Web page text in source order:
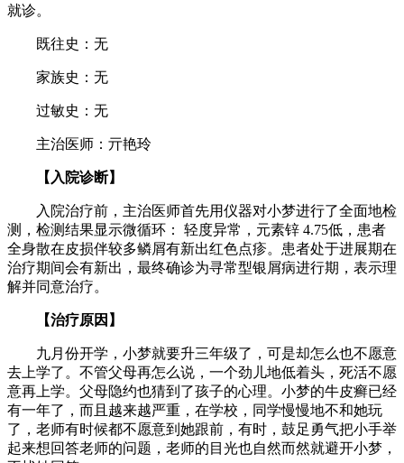
就诊。
既往史：无
家族史：无
过敏史：无
主治医师：亓艳玲
【入院诊断】
入院治疗前，主治医师首先用仪器对小梦进行了全面地检
测，检测结果显示微循环： 轻度异常，元素锌 4.75低，患者
全身散在皮损伴较多鳞屑有新出红色点疹。患者处于进展期在
治疗期间会有新出，最终确诊为寻常型银屑病进行期，表示理
解并同意治疗。
【治疗原因】
九月份开学，小梦就要升三年级了，可是却怎么也不愿意
去上学了。不管父母再怎么说，一个劲儿地低着头，死活不愿
意再上学。父母隐约也猜到了孩子的心理。小梦的牛皮癣已经
有一年了，而且越来越严重，在学校，同学慢慢地不和她玩
了，老师有时候都不愿意到她跟前，有时，鼓足勇气把小手举
起来想回答老师的问题，老师的目光也自然而然就避开小梦，